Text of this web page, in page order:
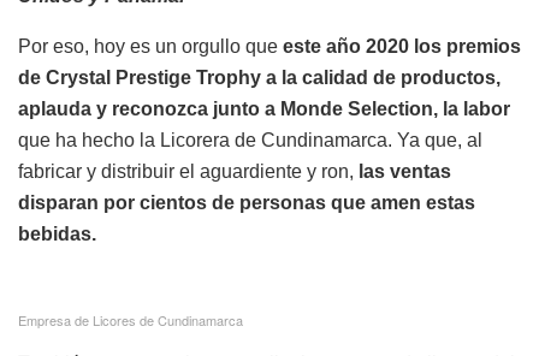
Por eso, hoy es un orgullo que este año 2020 los premios
de Crystal Prestige Trophy a la calidad de productos,
aplauda y reconozca junto a Monde Selection, la labor
que ha hecho la Licorera de Cundinamarca. Ya que, al
fabricar y distribuir el aguardiente y ron, las ventas
disparan por cientos de personas que amen estas
bebidas.
Empresa de Licores de Cundinamarca